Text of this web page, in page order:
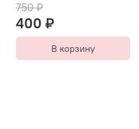
750 ₽
400 ₽
В корзину